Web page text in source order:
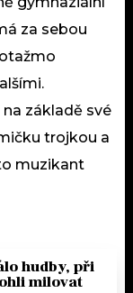
za sebou
základě své
trojkou a
muzikant
hudby, při
milovat